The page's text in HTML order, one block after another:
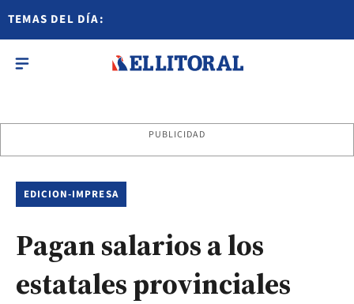
TEMAS DEL DÍA:
PUBLICIDAD
EDICION-IMPRESA
Pagan salarios a los
estatales provinciales